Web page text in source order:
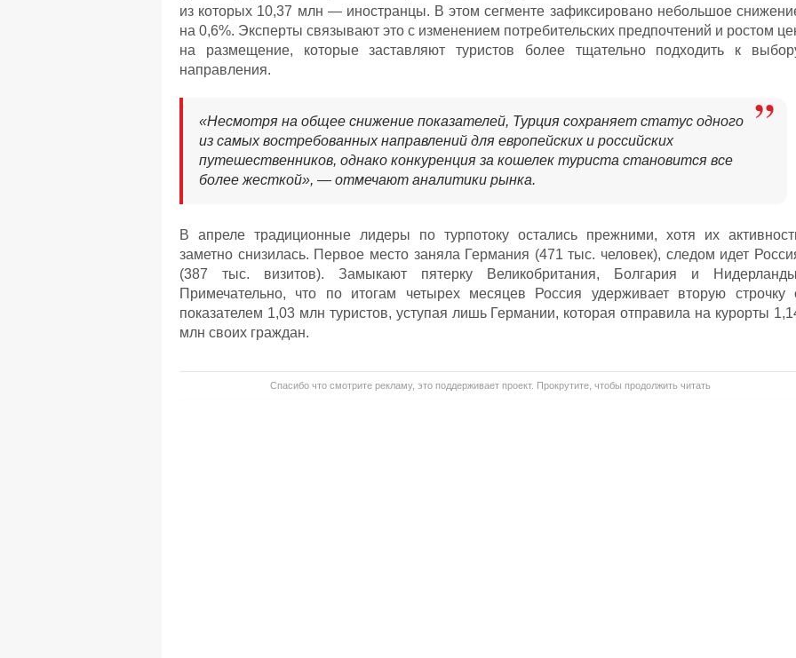
из которых 10,37 млн — иностранцы. В этом сегменте зафиксировано небольшое
на 0,6%. Эксперты связывают это с изменением потребительских предпочтений и ростом
на размещение, которые заставляют туристов более тщательно подходить к
направления.
«Несмотря на общее снижение показателей, Турция сохраняет статус одного
из самых востребованных направлений для европейских и российских
путешественников, однако конкуренция за кошелек туриста становится все
более жесткой», — отмечают аналитики рынка.
В апреле традиционные лидеры по турпотоку остались прежними, хотя их
заметно снизилась. Первое место заняла Германия (471 тыс. человек), следом идет
(387 тыс. визитов). Замыкают пятерку Великобритания, Болгария и
Примечательно, что по итогам четырех месяцев Россия удерживает вторую строчку
показателем 1,03 млн туристов, уступая лишь Германии, которая отправила на курорты
млн своих граждан.
Спасибо что смотрите рекламу, это поддерживает проект. Прокрутите, чтобы продолжить читать